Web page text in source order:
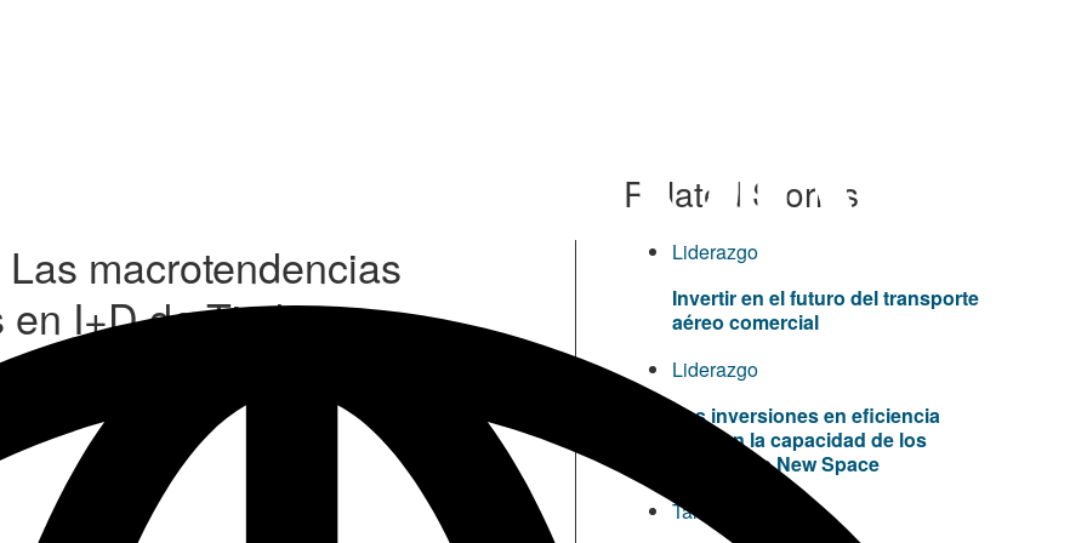
macrotendencias
I+D de Timken
Related Stories
Liderazgo
Invertir en el futuro del transporte
aéreo comercial
Liderazgo
Las inversiones en eficiencia
amplían la capacidad de los
clientes de New Space
Talento